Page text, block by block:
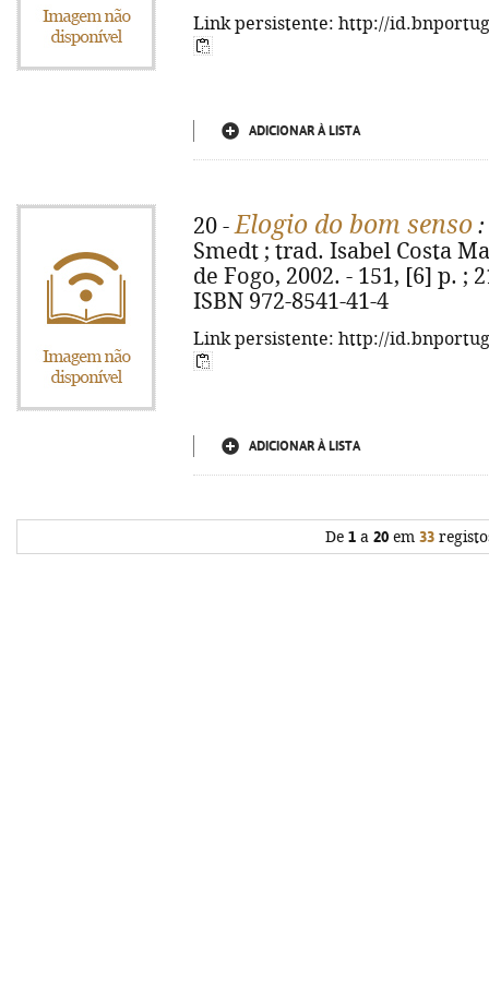
Link persistente: http://
ADICIONAR À LISTA
20 -Elogio do bom senso :
Smedt ; trad. Isabel Costa
de Fogo, 2002. - 151, [6] p. ;
ISBN 972-8541-41-4
Link persistente: http://
ADICIONAR À LISTA
De 1a 20em 33